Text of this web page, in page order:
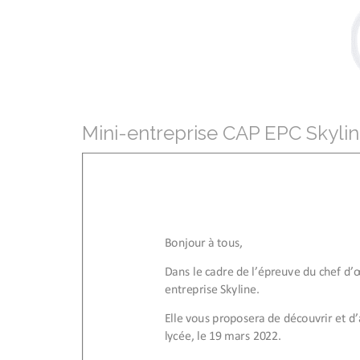
Mini-entreprise CAP EPC